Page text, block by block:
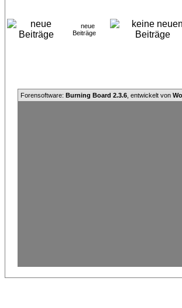
neue
Beiträge
Forensoftware: Burning Board 2.3.6 , entwickelt von